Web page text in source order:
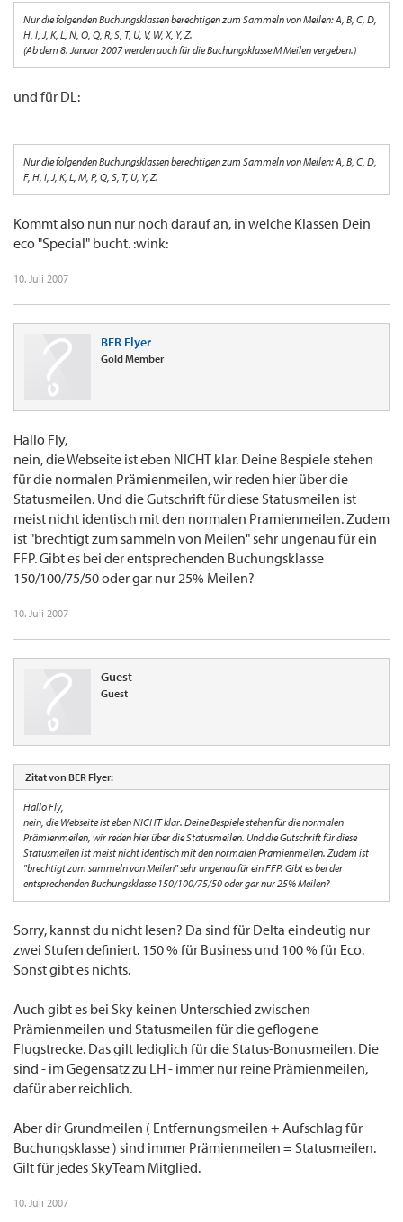
Nur die folgenden Buchungsklassen berechtigen zum Sammeln von Meilen: A, B, C, D,
H, I, J, K, L, N, O, Q, R, S, T, U, V, W, X, Y, Z.
(Ab dem 8. Januar 2007 werden auch für die Buchungsklasse M Meilen vergeben.)
und für DL:
Nur die folgenden Buchungsklassen berechtigen zum Sammeln von Meilen: A, B, C, D,
F, H, I, J, K, L, M, P, Q, S, T, U, Y, Z.
Kommt also nun nur noch darauf an, in welche Klassen Dein
eco "Special" bucht. :wink:
10. Juli 2007
BER Flyer
Gold Member
Hallo Fly,
nein, die Webseite ist eben NICHT klar. Deine Bespiele stehen
für die normalen Prämienmeilen, wir reden hier über die
Statusmeilen. Und die Gutschrift für diese Statusmeilen ist
meist nicht identisch mit den normalen Pramienmeilen. Zudem
ist "brechtigt zum sammeln von Meilen" sehr ungenau für ein
FFP. Gibt es bei der entsprechenden Buchungsklasse
150/100/75/50 oder gar nur 25% Meilen?
10. Juli 2007
Guest
Guest
Zitat von BER Flyer:
Hallo Fly,
nein, die Webseite ist eben NICHT klar. Deine Bespiele stehen für die normalen
Prämienmeilen, wir reden hier über die Statusmeilen. Und die Gutschrift für diese
Statusmeilen ist meist nicht identisch mit den normalen Pramienmeilen. Zudem ist
"brechtigt zum sammeln von Meilen" sehr ungenau für ein FFP. Gibt es bei der
entsprechenden Buchungsklasse 150/100/75/50 oder gar nur 25% Meilen?
Sorry, kannst du nicht lesen? Da sind für Delta eindeutig nur
zwei Stufen definiert. 150 % für Business und 100 % für Eco.
Sonst gibt es nichts.
Auch gibt es bei Sky keinen Unterschied zwischen
Prämienmeilen und Statusmeilen für die geflogene
Flugstrecke. Das gilt lediglich für die Status-Bonusmeilen. Die
sind - im Gegensatz zu LH - immer nur reine Prämienmeilen,
dafür aber reichlich.
Aber dir Grundmeilen ( Entfernungsmeilen + Aufschlag für
Buchungsklasse ) sind immer Prämienmeilen = Statusmeilen.
Gilt für jedes SkyTeam Mitglied.
10. Juli 2007